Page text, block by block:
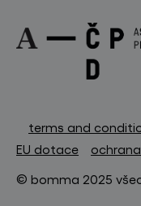
terms and
EU dotace
© bomma 2025